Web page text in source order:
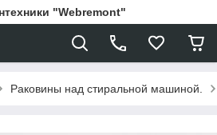
"Webremont"
Раковины над стиральной машиной.